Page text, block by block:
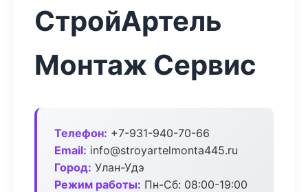
СтройАртель
Монтаж Сервис
Телефон: +7-931-940-70-66
Email: info@stroyartelmonta445.ru
Город: Улан-Удэ
Режим работы: Пн-Сб: 08:00-19:00